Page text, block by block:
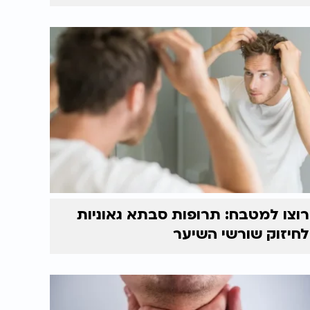
רוצו למטבח: תרופות סבתא גאוניות
לחיזוק שורשי השיער